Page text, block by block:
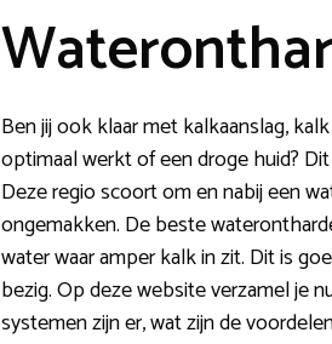
Ben jij ook klaar met kalkaanslag,
optimaal werkt of een droge huid?
Deze regio scoort om en nabij een
ongemakken. De beste
water waar amper kalk in zit. Dit is
bezig. Op deze website verzamel je
systemen zijn er, wat zijn de